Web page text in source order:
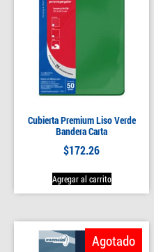
Cubierta Premium Liso Verde
Bandera Carta
$172.26
Agregar al carrito
Agotado